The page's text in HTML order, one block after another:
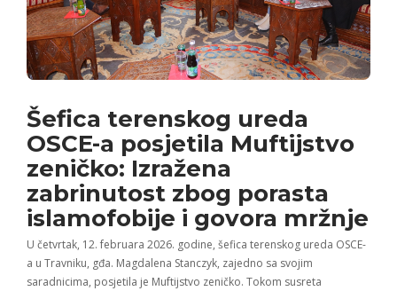
Šefica terenskog ureda
OSCE-a posjetila Muftijstvo
zeničko: Izražena
zabrinutost zbog porasta
islamofobije i govora mržnje
U četvrtak, 12. februara 2026. godine, šefica terenskog ureda OSCE-
a u Travniku, gđa. Magdalena Stanczyk, zajedno sa svojim
saradnicima, posjetila je Muftijstvo zeničko. Tokom susreta